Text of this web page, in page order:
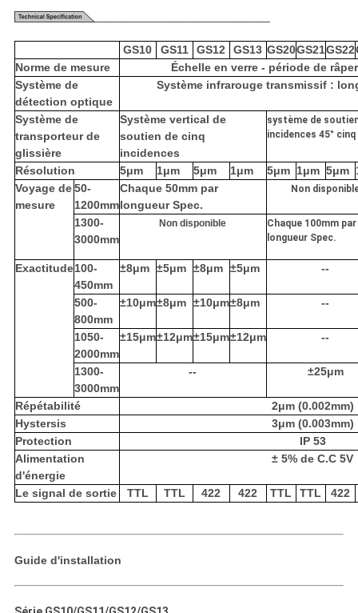
GS10 GS11 GS12 GS13 GS20GS21GS22
Norme de mesure
Échelle en verre - période de
Système de
détection optique
Système infrarouge transmissif :
Système de
transporteur de
glissière
Système vertical de
soutien de cinq
incidences
système de
incidences 45° cinq
Résolution 5μm 1μm 5μm 1μm 5μm 1μm 5μm
Voyage de
mesure
50-
1200mm
Chaque 50mm par
longueur Spec.
Non
1300-
3000mm
Non disponible
Chaque 100mm par
longueur Spec.
Exactitude100-
450mm
±8μm ±5μm ±8μm ±5μm --
500-
800mm
±10μm±8μm ±10μm±8μm --
1050-
2000mm
±15μm±12μm±15μm±12μm --
1300-
3000mm
-- ±25μm
Répétabilité
2μm (0.002mm)
Hystersis
3μm (0.003mm)
Protection
IP 53
Alimentation
d'énergie
± 5% de C.C 5V
Le signal de sortie TTL TTL 422 422 TTL TTL 422
Guide d'installation